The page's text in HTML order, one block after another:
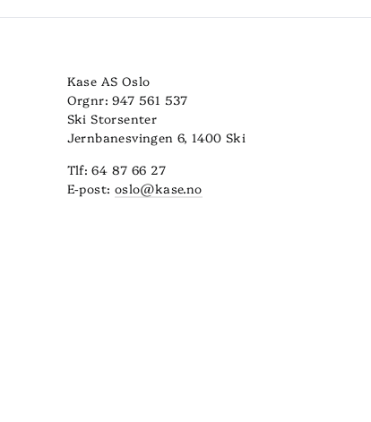
Kase AS Oslo
Orgnr: 947 561 537
Ski Storsenter
Jernbanesvingen 6, 1400 Ski
Tlf: 64 87 66 27
E-post: oslo@kase.no